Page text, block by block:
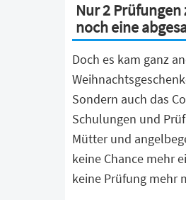
Nur 2
noch eine
Doch es kam ganz
Sondern auch das
Schulungen und
Mütter und
keine Chance mehr
keine Prüfung mehr